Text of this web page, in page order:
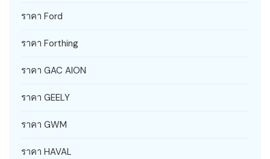
ราคา Ford
ราคา Forthing
ราคา GAC AION
ราคา GEELY
ราคา GWM
ราคา HAVAL